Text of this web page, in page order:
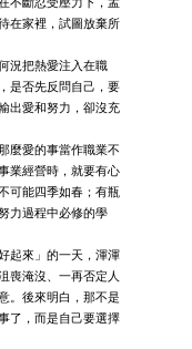
在家裡，試圖放棄所
況把熱愛注入在職
是否先反問自己，要
出愛和努力，卻沒充
麼愛的事當作職業不
業經營時，就要有心
可能四季如春；有瓶
力過程中必修的學
起來」的一天，渾渾
喪淹沒、一再否定人
。後來明白，那不是
了，而是自己要選擇